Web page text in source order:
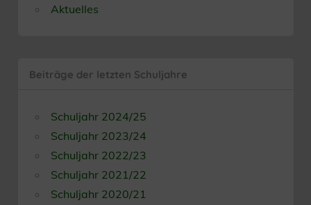
Aktuelles
Beiträge der letzten Schuljahre
Schuljahr 2024/25
Schuljahr 2023/24
Schuljahr 2022/23
Schuljahr 2021/22
Schuljahr 2020/21